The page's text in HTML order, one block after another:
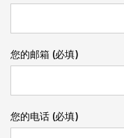
您的邮箱 (必填)
您的电话 (必填)